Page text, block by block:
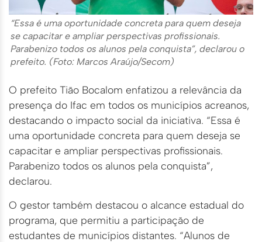
“Essa é uma oportunidade concreta para quem deseja
se capacitar e ampliar perspectivas profissionais.
Parabenizo todos os alunos pela conquista”, declarou o
prefeito. (Foto: Marcos Araújo/Secom)
O prefeito Tião Bocalom enfatizou a relevância da
presença do Ifac em todos os municípios acreanos,
destacando o impacto social da iniciativa. “Essa é
uma oportunidade concreta para quem deseja se
capacitar e ampliar perspectivas profissionais.
Parabenizo todos os alunos pela conquista”,
declarou.
O gestor também destacou o alcance estadual do
programa, que permitiu a participação de
estudantes de municípios distantes. “Alunos de